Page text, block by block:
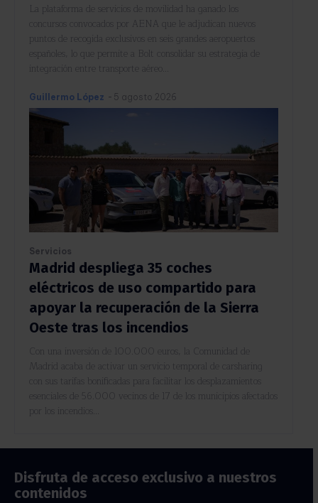
La plataforma de servicios de movilidad ha ganado los
concursos convocados por AENA que le adjudican nuevos
puntos de recogida exclusivos en seis grandes aeropuertos
españoles, lo que permite a Bolt consolidar su estrategia de
integración entre transporte aéreo...
Guillermo López - 5 agosto 2026
Servicios
Madrid despliega 35 coches
eléctricos de uso compartido para
apoyar la recuperación de la Sierra
Oeste tras los incendios
Con una inversión de 100.000 euros, la Comunidad de
Madrid acaba de activar un servicio temporal de carsharing
con sus tarifas bonificadas para facilitar los desplazamientos
esenciales de 56.000 vecinos de 17 de los municipios afectados
por los incendios...
Disfruta de acceso exclusivo a nuestros
contenidos